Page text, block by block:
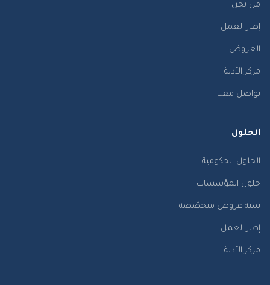
من نحن
إطار العمل
العروض
مركز الأدلة
تواصل معنا
الحلول
الحلول الحكومية
حلول المؤسسات
ستة عروض متخصّصة
إطار العمل
مركز الأدلة